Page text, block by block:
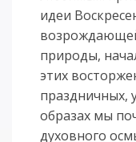
идеи
природы,
этих
праздничных,
образах мы
духовного